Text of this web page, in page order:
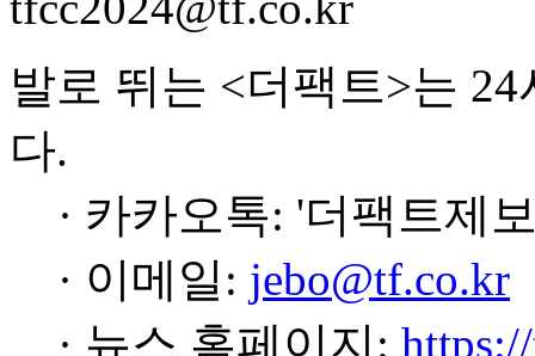
발로 뛰는 <더팩트>는
다.
· 카카오톡: '더팩트제
· 이메일: jebo@tf.co.kr
· 뉴스 홈페이지: